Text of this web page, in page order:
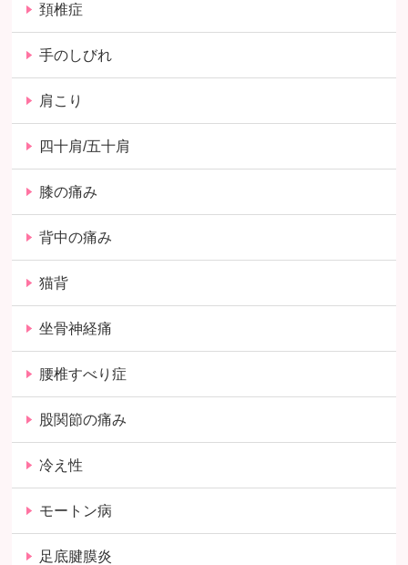
頚椎症
手のしびれ
肩こり
四十肩/五十肩
膝の痛み
背中の痛み
猫背
坐骨神経痛
腰椎すべり症
股関節の痛み
冷え性
モートン病
足底腱膜炎